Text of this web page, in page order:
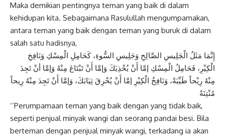
Maka demikian pentingnya teman yang baik di dalam
kehidupan kita. Sebagaimana Rasulullah mengumpamakan,
antara teman yang baik dengan teman yang buruk di dalam
salah satu hadisnya,
إِنَّمَا مَثَلُ الْجَلِيسِ الصَّالِحِ وَجَلِيسِ السُّوءِ، كَحَامِلِ الْمِسْكِ وَنَافِخِ
الْكِيْرِ، فَحَامِلُ الْمِسْكِ إمَّا أَنْ يُحْذِيَكَ وَإمَّا أَنْ تَبْتَاعَ مِنْهُ وَإمَّا أنْ تَجِدَ
مِنْهُ رِيْحاً طَيِّبَةً، وَنَافِخُ الْكِيْرِ إمَّا أَنْ يُحْرِقَ ثِيَابَكَ، وَإمَّا أَنْ تَجِدَ مِنْهُ رِيحاً
مُنْتِنَةً
‘’Perumpamaan teman yang baik dengan yang tidak baik,
seperti penjual minyak wangi dan seorang pandai besi. Bila
berteman dengan penjual minyak wangi, terkadang ia akan